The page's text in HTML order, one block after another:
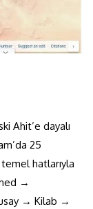
Ahit’e dayalı
25
temel hatlarıyla
→
→ Kilab →